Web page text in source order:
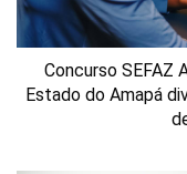
Concurso SEFAZ
Estado do Amapá